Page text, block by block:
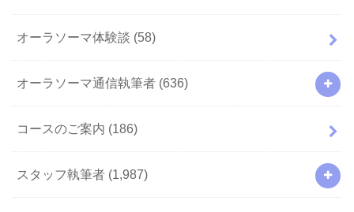
オーラソーマ体験談 (58)
オーラソーマ通信執筆者 (636)
コースのご案内 (186)
スタッフ執筆者 (1,987)